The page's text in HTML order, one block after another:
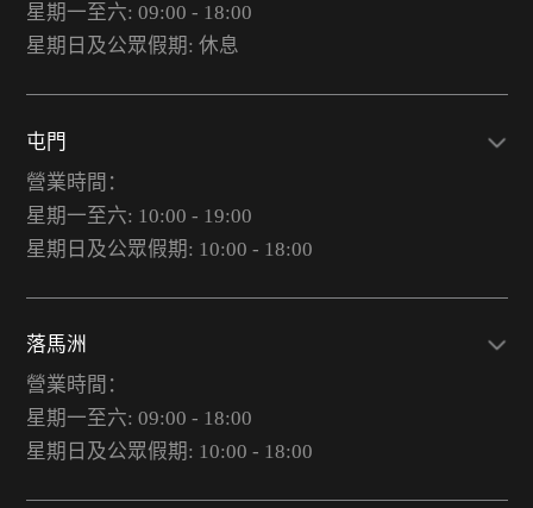
星期一至六: 09:00 - 18:00
星期日及公眾假期: 休息
屯門
營業時間：
星期一至六: 10:00 - 19:00
星期日及公眾假期: 10:00 - 18:00
落馬洲
營業時間：
星期一至六: 09:00 - 18:00
星期日及公眾假期: 10:00 - 18:00